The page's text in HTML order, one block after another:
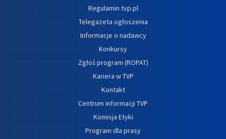
Regulamin tvp.pl
Telegazeta ogłoszenia
Informacje o nadawcy
Konkursy
Zgłoś program (ROPAT)
Kariera w TVP
Kontakt
Centrum informacji TVP
Komisja Etyki
Program dla prasy